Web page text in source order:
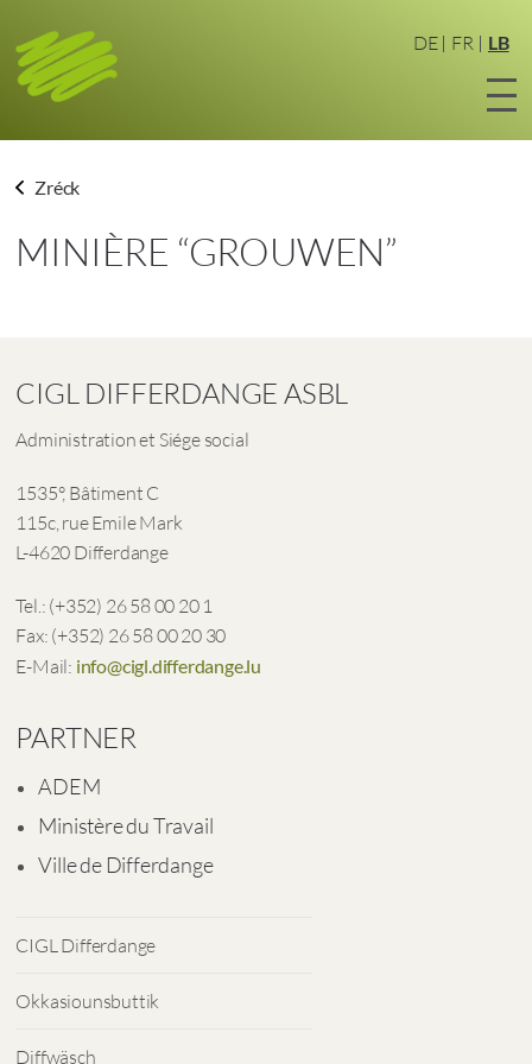
DE FR LB
Zréck
MINIÈRE “GROUWEN”
CIGL DIFFERDANGE ASBL
Administration et Siége social
1535°, Bâtiment C
115c, rue Emile Mark
L-4620 Differdange
Tel.: (+352) 26 58 00 20 1
Fax: (+352) 26 58 00 20 30
E-Mail: info@cigl.differdange.lu
PARTNER
ADEM
Ministère du Travail
Ville de Differdange
CIGL Differdange
Okkasiounsbuttik
Diffwäsch